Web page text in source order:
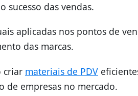
sucesso das vendas.
aplicadas nos pontos de
das marcas.
criar materiais de PDV
de empresas no mercado.